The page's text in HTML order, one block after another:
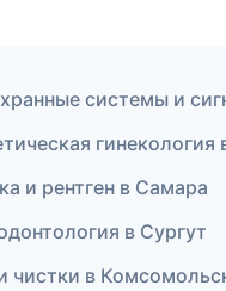
системы и
гинекология
и рентген в Самара
в Сургут
чистки в